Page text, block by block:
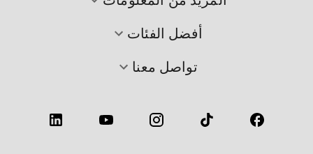
أفضل الفئات
تواصل معنا